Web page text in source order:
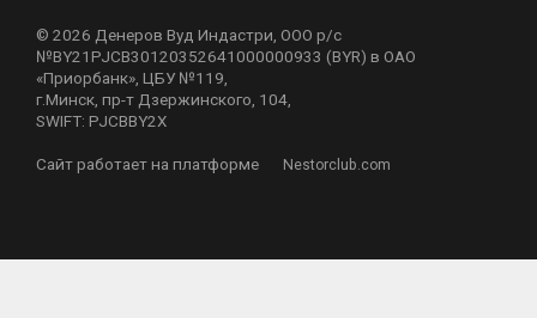
© 2026 Денеров Вуд Индастри, ООО р/с
№BY21PJCB30120352641000000933 (BYR) в ОАО
«Приорбанк», ЦБУ №119,
г.Минск, пр-т Дзержинского, 104,
SWIFT: PJCBBY2X
Сайт работает на платформе Nestorclub.com